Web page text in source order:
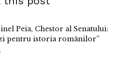
Peia, Chestor al Senatului:
zi pentru istoria românilor”